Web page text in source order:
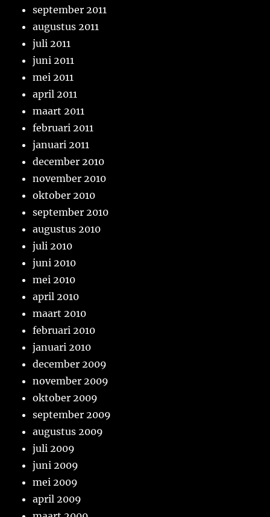
september 2011
augustus 2011
juli 2011
juni 2011
mei 2011
april 2011
maart 2011
februari 2011
januari 2011
december 2010
november 2010
oktober 2010
september 2010
augustus 2010
juli 2010
juni 2010
mei 2010
april 2010
maart 2010
februari 2010
januari 2010
december 2009
november 2009
oktober 2009
september 2009
augustus 2009
juli 2009
juni 2009
mei 2009
april 2009